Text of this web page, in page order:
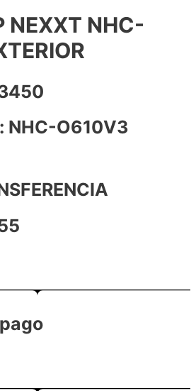
NEXXT NHC-
NHC-O610V3